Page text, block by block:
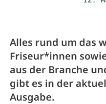
Alles rund um das
Friseur*innen
aus der Branche
gibt es in der
Ausgabe.